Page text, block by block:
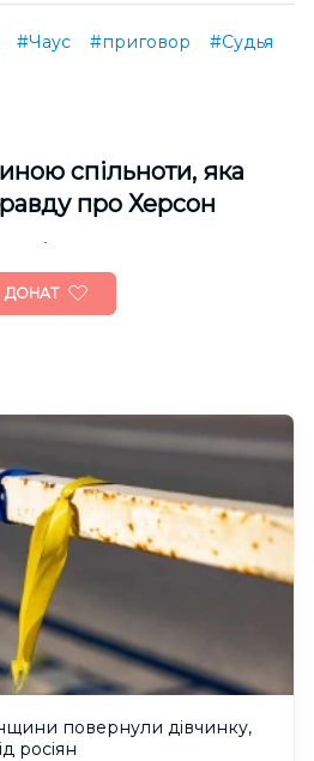
#Чаус #приговор
#Судья
спільноти, яка
про Херсон
ДОНАТ
повернули дівчинку,
росіян